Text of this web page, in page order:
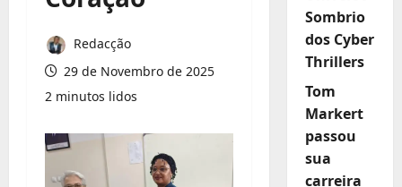
Redacção
29 de Novembro de 2025
2 minutos lidos
Sombrio
dos Cyber
Thrillers
Tom
Markert
passou
sua
carreira